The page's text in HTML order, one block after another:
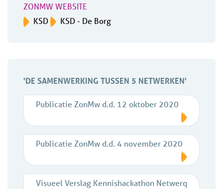
ZONMW WEBSITE
KSD
KSD - De Borg
'DE SAMENWERKING TUSSEN 5 NETWERKEN'
Publicatie ZonMw d.d. 12 oktober 2020
Publicatie ZonMw d.d. 4 november 2020
Visueel Verslag Kennishackathon Netwerq